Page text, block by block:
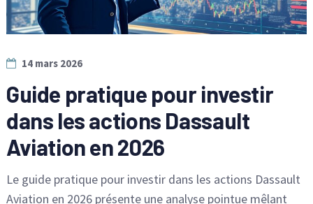
14 mars 2026
Guide pratique pour investir
dans les actions Dassault
Aviation en 2026
Le guide pratique pour investir dans les actions Dassault
Aviation en 2026 présente une analyse pointue mêlant